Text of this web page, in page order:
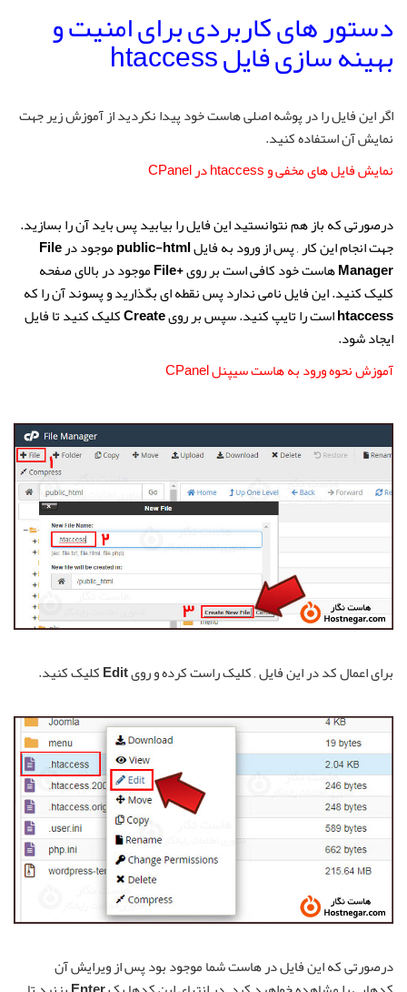
دستور های کاربردی برای امنیت و
بهینه سازی فایل htaccess
اگر این فایل را در پوشه اصلی هاست خود پیدا نکردید از آموزش زیر جهت
نمایش آن استفاده کنید.
نمایش فایل های مخفی و htaccess در CPanel
درصورتی که باز هم نتوانستید این فایل را بیابید پس باید آن را بسازید.
جهت انجام این کار , پس از ورود به فایلpublic-htmlموجود درFile
Managerهاست خود کافی است بر روی+File
موجود در بالای صفحه
کلیک کنید. این فایل نامی ندارد پس نقطه ای بگذارید و پسوند آن را که
htaccessاست را تایپ کنید. سپس بر رویCreateکلیک کنید تا فایل
ایجاد شود.
آموزش نحوه ورود به هاست سیپنل CPanel
برای اعمال کد در این فایل , کلیک راست کرده و رویEditکلیک کنید.
درصورتی که این فایل در هاست شما موجود بود پس از ویرایش آن